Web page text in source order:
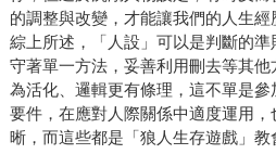
的調整與改變，才能讓我們的人生經
綜上所述，「人設」可以是判斷的
守著單一方法，妥善利用刪去等其
為活化、邏輯更有條理，這不單是
要件，在應對人際關係中適度運用
晰，而這些都是「狼人生存遊戲」教